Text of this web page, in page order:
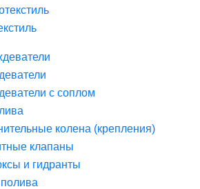
с соплом
колена (крепления)
клапаны
и гидранты